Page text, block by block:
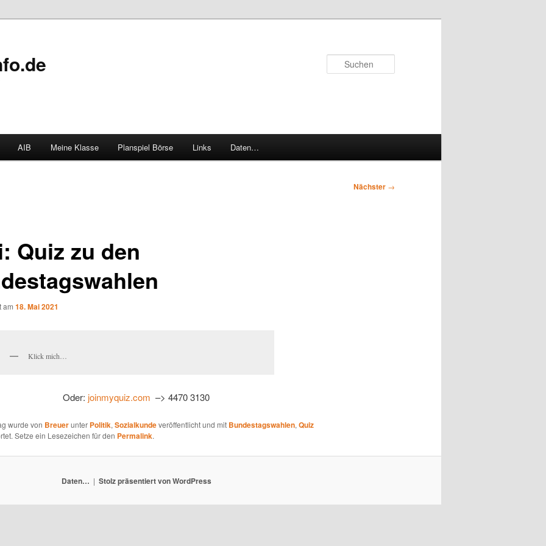
AIB Meine Klasse Planspiel Börse Links Daten…
Nächster →
Quiz zu den
am 18. Mai 2021
Klick mich…
Oder:joinmyquiz.com –> 4470 3130
wurde von Breuerunter Politik, Sozialkundeveröffentlicht und mit Bundestagswahlen, Quiz
Setze ein Lesezeichen für den Permalink.
Daten… Stolz präsentiert von WordPress